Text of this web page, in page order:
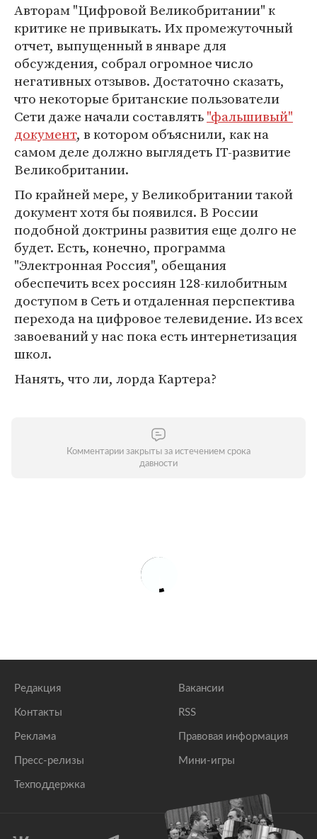
Авторам "Цифровой Великобритании" к
критике не привыкать. Их промежуточный
отчет, выпущенный в январе для
обсуждения, собрал огромное число
негативных отзывов. Достаточно сказать,
что некоторые британские пользователи
Сети даже начали составлять"фальшивый"
документ, в котором объяснили, как на
самом деле должно выглядеть IT-развитие
Великобритании.
По крайней мере, у Великобритании такой
документ хотя бы появился. В России
подобной доктрины развития еще долго не
будет. Есть, конечно, программа
"Электронная Россия", обещания
обеспечить всех россиян 128-килобитным
доступом в Сеть и отдаленная перспектива
перехода на цифровое телевидение. Из всех
завоеваний у нас пока есть интернетизация
школ.
Нанять, что ли, лорда Картера?
Комментарии закрыты за истечением срока
давности
Редакция
Контакты
Реклама
Пресс-релизы
Техподдержка
Вакансии
RSS
Правовая информация
Мини-игры